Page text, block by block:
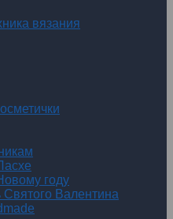
вязания
году
Святого Валентина